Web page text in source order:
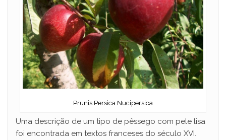
Prunis Persica Nucipersica
Uma descrição de um tipo de pêssego com pele lisa
foi encontrada em textos franceses do século XVI.